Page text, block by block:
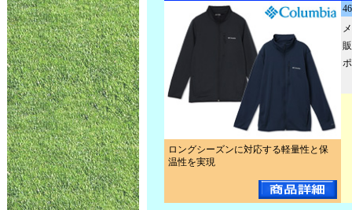
ロングシーズンに対応する軽量性と保
温性を実現